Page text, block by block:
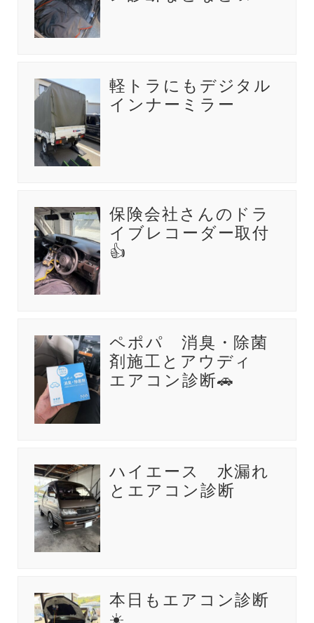
軽トラにもデジタル
インナーミラー
保険会社さんのドラ
イブレコーダー取付
👍
ペポパ 消臭・除菌
剤施工とアウディ
エアコン診断🚗
ハイエース 水漏れ
とエアコン診断
本日もエアコン診断
☀️